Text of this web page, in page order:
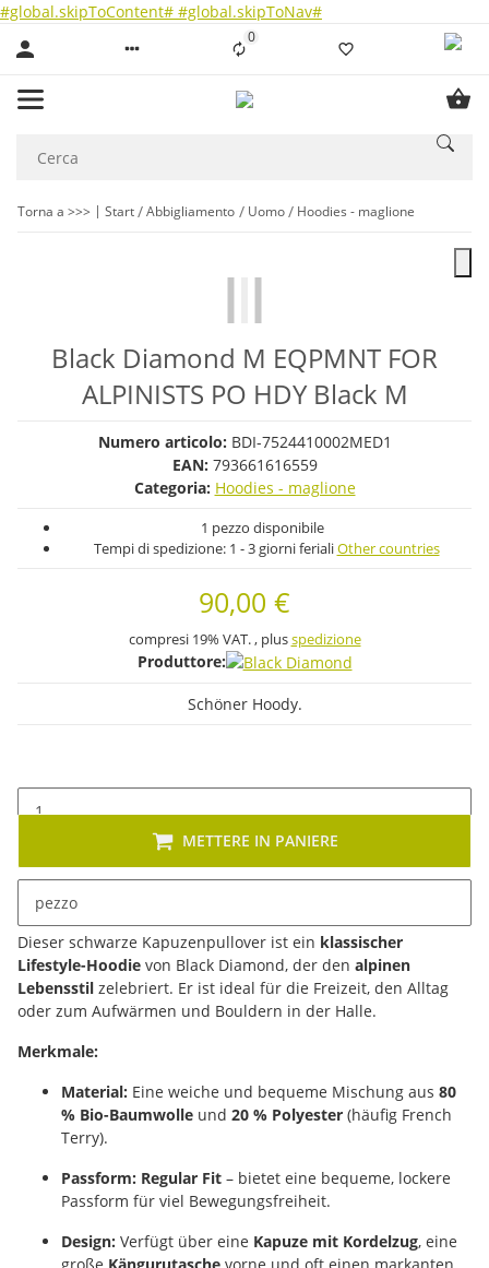
#global.skipToContent# #global.skipToNav#
0Liste ist leer
Torna a >>> Start Abbigliamento Uomo Hoodies - maglione
Black Diamond M EQPMNT FOR
ALPINISTS PO HDY Black M
Numero articolo: BDI-7524410002MED1
EAN: 793661616559
Categoria: Hoodies - maglione
1 pezzo disponibile
Tempi di spedizione: 1 - 3 giorni ferialiOther countries
90,00 €
compresi 19% VAT. , plusspedizione
Produttore:
Schöner Hoody.
pezzo
METTERE IN PANIERE
Descrizione
Dieser schwarze Kapuzenpullover ist ein klassischer
Lifestyle-Hoodie von Black Diamond, der den alpinen
Lebensstil zelebriert. Er ist ideal für die Freizeit, den Alltag
oder zum Aufwärmen und Bouldern in der Halle.
Merkmale:
Material: Eine weiche und bequeme Mischung aus 80
% Bio-Baumwolle und 20 % Polyester (häufig French
Terry).
Passform: Regular Fit – bietet eine bequeme, lockere
Passform für viel Bewegungsfreiheit.
Design: Verfügt über eine Kapuze mit Kordelzug, eine